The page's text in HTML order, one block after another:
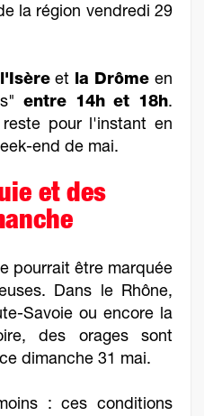
la région vendredi 29
l'Isèreet la Drôme en
entre 14h et 18h.
pour l'instant en
end de mai.
et des
pourrait être marquée
Dans le Rhône,
Savoie ou encore la
des orages sont
dimanche 31 mai.
: ces conditions